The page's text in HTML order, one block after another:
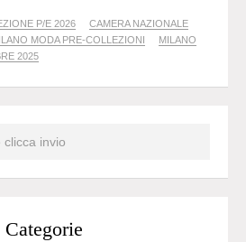
P/E 2026
CAMERA NAZIONALE
MODA PRE-COLLEZIONI
MILANO
2025
Categorie